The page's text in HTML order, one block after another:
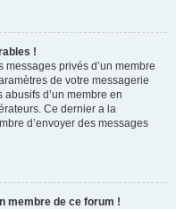
!
privés d’un membre
de votre messagerie
d’un membre en
Ce dernier a la
d’envoyer des messages
membre de ce forum !